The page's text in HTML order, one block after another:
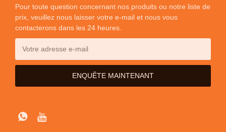
Pour toute question concernant nos produits ou notre liste de
prix, veuillez nous laisser votre e-mail et nous vous
contacterons dans les 24 heures.